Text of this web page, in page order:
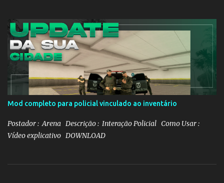
Mod completo para policial vinculado ao inventário
Postador : Arena Descrição : Interação Policial Como Usar :
Vídeo explicativo DOWNLOAD